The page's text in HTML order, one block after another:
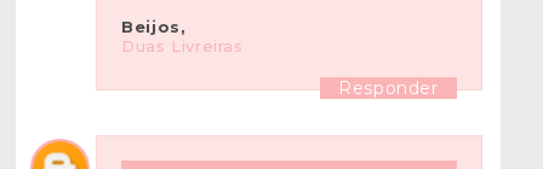
Beijos,
Duas Livreiras
Responder